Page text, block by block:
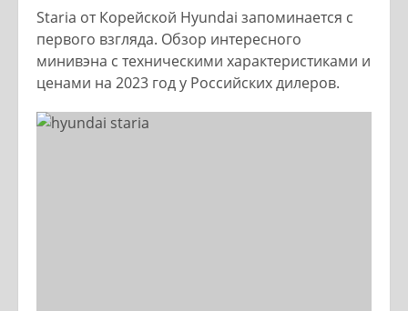
Staria от Корейской Hyundai запоминается с
первого взгляда. Обзор интересного
минивэна с техническими характеристиками и
ценами на 2023 год у Российских дилеров.